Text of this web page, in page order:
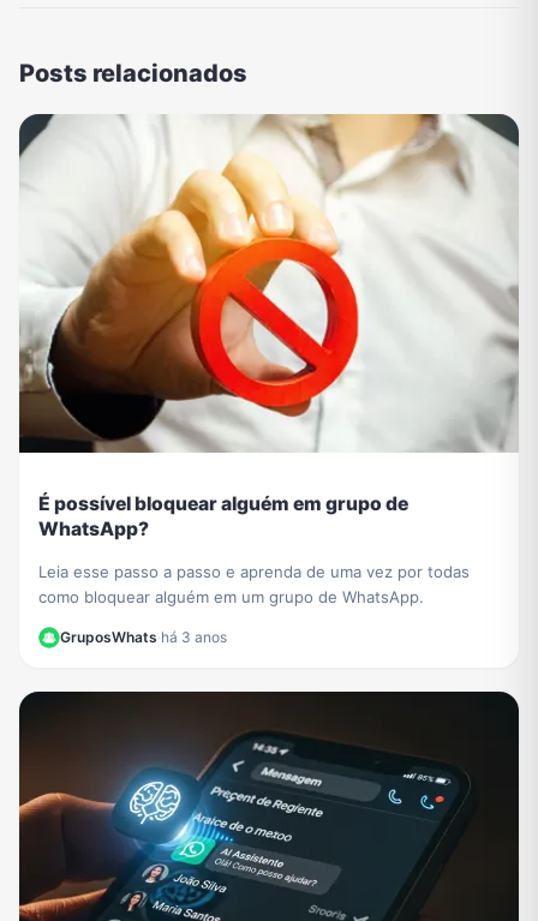
Posts relacionados
É possível bloquear alguém em grupo de
WhatsApp?
Leia esse passo a passo e aprenda de uma vez por todas
como bloquear alguém em um grupo de WhatsApp.
GruposWhats·há 3 anos